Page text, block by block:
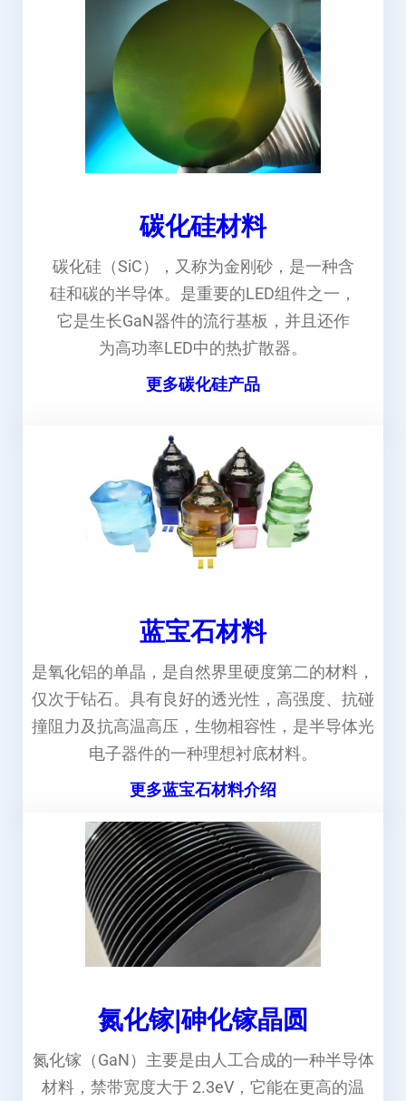
碳化硅材料
碳化硅（SiC），又称为金刚砂，是一种含
硅和碳的半导体。是重要的LED组件之一，
它是生长GaN器件的流行基板，并且还作
为高功率LED中的热扩散器。
更多碳化硅产品
蓝宝石材料
是氧化铝的单晶，是自然界里硬度第二的材料，
仅次于钻石。具有良好的透光性，高强度、抗碰
撞阻力及抗高温高压，生物相容性，是半导体光
电子器件的一种理想衬底材料。
更多蓝宝石材料介绍
氮化镓|砷化镓晶圆
氮化镓（GaN）主要是由人工合成的一种半导体
材料，禁带宽度大于 2.3eV，它能在更高的温